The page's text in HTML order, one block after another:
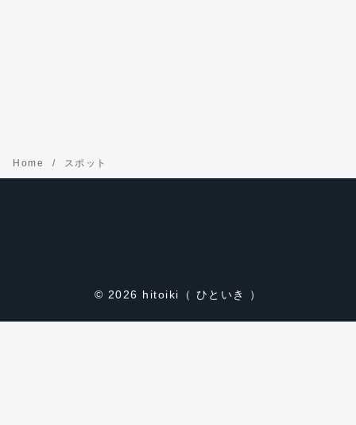
Home スポット
© 2026 hitoiki（ ひといき ）